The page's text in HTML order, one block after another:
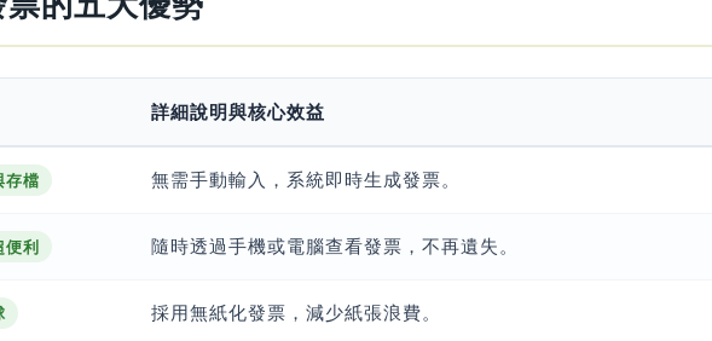
詳細說明與核心效益
存檔 無需手動輸入，系統即時生成發票。
便利 隨時透過手機或電腦查看發票，不再遺失。
採用無紙化發票，減少紙張浪費。